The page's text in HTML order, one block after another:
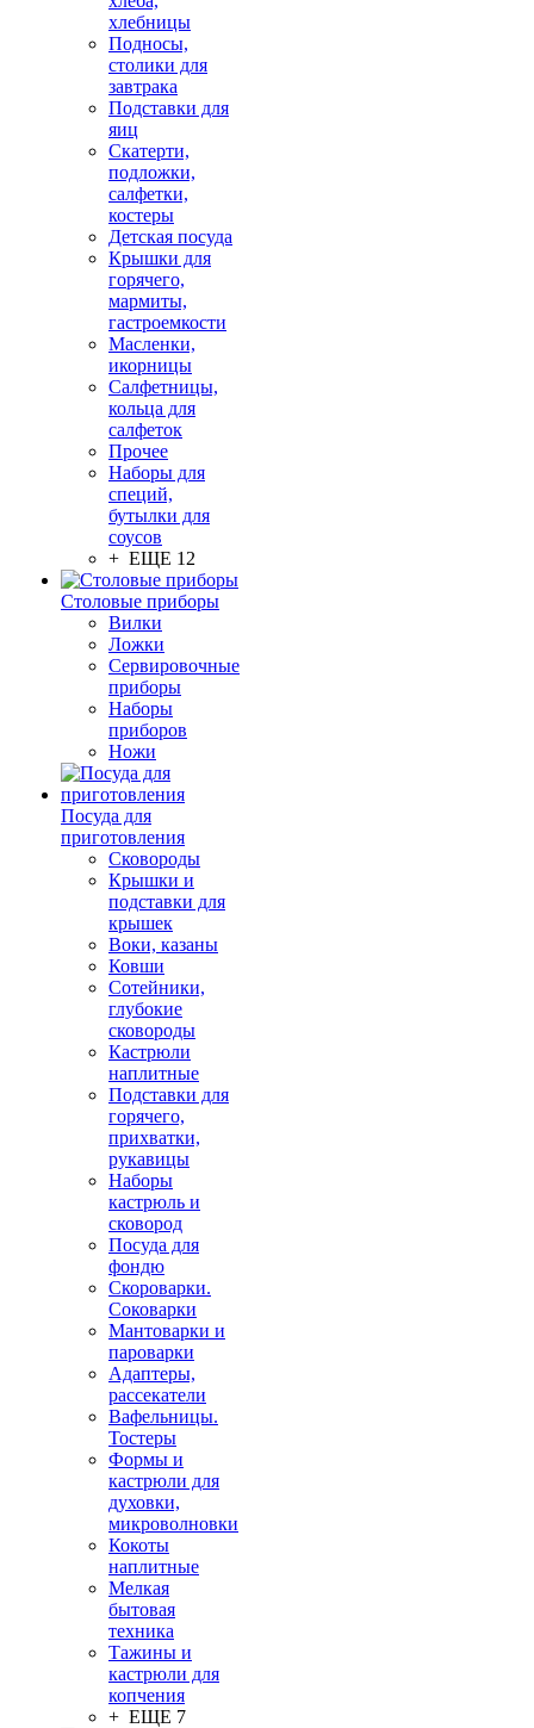
хлебницы
Подносы,
столики для
завтрака
Подставки для
яиц
Скатерти,
подложки,
салфетки,
костеры
Детская посуда
Крышки для
горячего,
мармиты,
гастроемкости
Масленки,
икорницы
Салфетницы,
кольца для
салфеток
Прочее
Наборы для
специй,
бутылки для
соусов
+ ЕЩЕ 12
Столовые приборы
Вилки
Ложки
Сервировочные
приборы
Наборы
приборов
Ножи
Посуда для
приготовления
Сковороды
Крышки и
подставки для
крышек
Воки, казаны
Ковши
Сотейники,
глубокие
сковороды
Кастрюли
наплитные
Подставки для
горячего,
прихватки,
рукавицы
Наборы
кастрюль и
сковород
Посуда для
фондю
Скороварки.
Соковарки
Мантоварки и
пароварки
Адаптеры,
рассекатели
Вафельницы.
Тостеры
Формы и
кастрюли для
духовки,
микроволновки
Кокоты
наплитные
Мелкая
бытовая
техника
Тажины и
кастрюли для
копчения
+ ЕЩЕ 7